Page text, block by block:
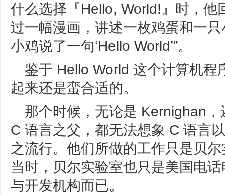
什么选择『Hello, World!』时，他
过一幅漫画，讲述一枚鸡蛋和一
小鸡说了一句‘Hello World’”。
鉴于 Hello World 这个计算机
起来还是蛮合适的。
那个时候，无论是 Kernighan
C 语言之父，都无法想象 C 语言
之流行。他们所做的工作只是贝
当时，贝尔实验室也只是美国电
与开发机构而已。